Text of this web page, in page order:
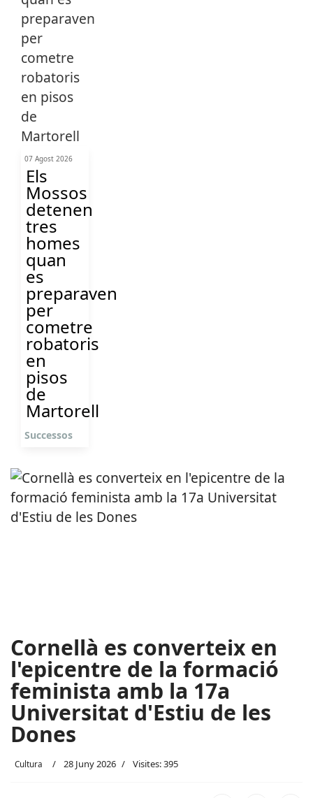
07 Agost 2026
Els
Mossos
detenen
tres
homes
quan
es
preparaven
per
cometre
robatoris
en
pisos
de
Martorell
Successos
Cornellà es converteix en
l'epicentre de la formació
feminista amb la 17a
Universitat d'Estiu de les
Dones
Cultura 28 Juny 2026 Visites: 395